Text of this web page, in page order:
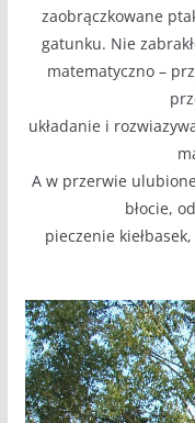
zaobrączkowane
gatunku. Nie
matematyczno –
układanie i
A w przerwie
błocie,
pieczenie